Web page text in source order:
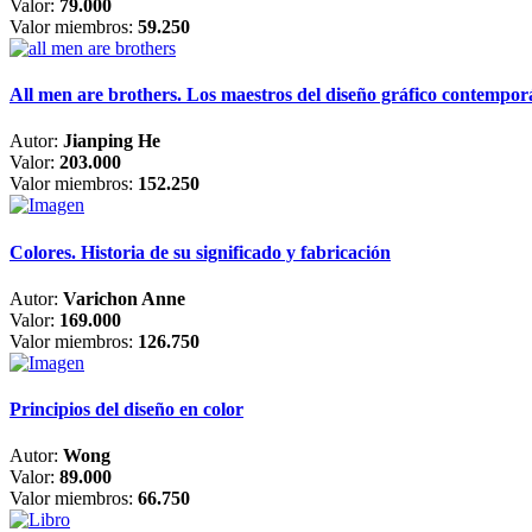
Valor: 79.000
Valor miembros: 59.250
All men are brothers. Los maestros del diseño gráfico
Autor: Jianping He
Valor: 203.000
Valor miembros: 152.250
Colores. Historia de su significado y fabricación
Autor: Varichon Anne
Valor: 169.000
Valor miembros: 126.750
Principios del diseño en color
Autor: Wong
Valor: 89.000
Valor miembros: 66.750